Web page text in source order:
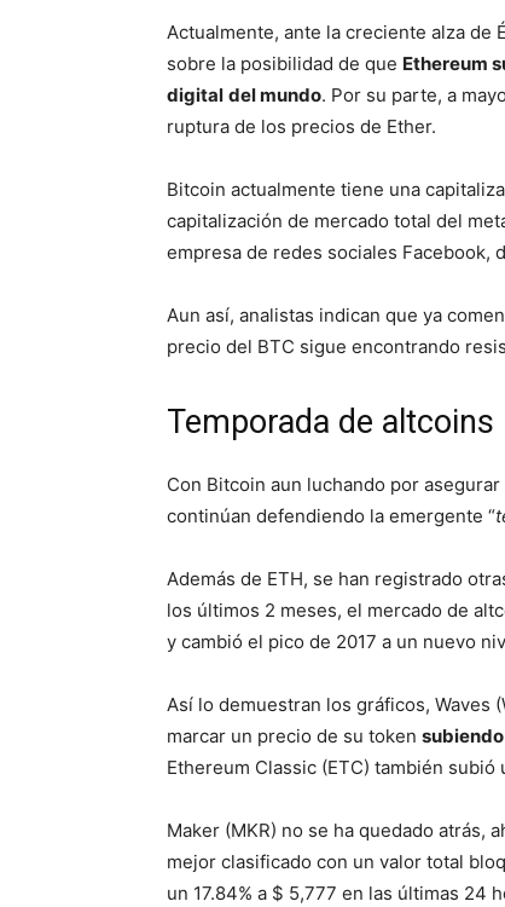
Actualmente, ante la creciente alza de
sobre la posibilidad de que Ethereum
digital del mundo. Por su parte, a
ruptura de los precios de Ether.
Bitcoin actualmente tiene una
capitalización de mercado total del
empresa de redes sociales Facebook,
Aun así, analistas indican que ya
precio del BTC sigue encontrando
Temporada de altcoins
Con Bitcoin aun luchando por asegurar
continúan defendiendo la emergente “
Además de ETH, se han registrado
los últimos 2 meses, el mercado de
y cambió el pico de 2017 a un nuevo
Así lo demuestran los gráficos, Waves
marcar un precio de su token subiendo
Ethereum Classic (ETC) también
Maker (MKR) no se ha quedado atrás,
mejor clasificado con un valor total
un 17.84% a $ 5,777 en las últimas 24